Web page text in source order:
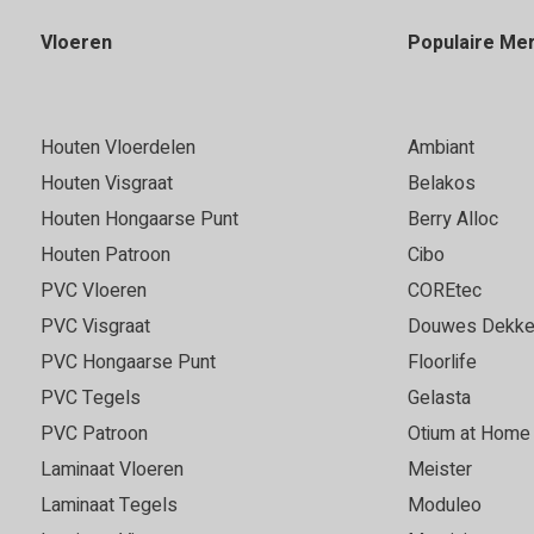
Vloeren
Houten Vloerdelen
Houten Visgraat
Houten Hongaarse Punt
Houten Patroon
PVC Vloeren
PVC Visgraat
PVC Hongaarse Punt
PVC Tegels
PVC Patroon
Laminaat Vloeren
Laminaat Tegels
Populaire
Ambiant
Belakos
Berry Alloc
Cibo
COREtec
Douwes
Floorlife
Gelasta
Otium at Home
Meister
Moduleo